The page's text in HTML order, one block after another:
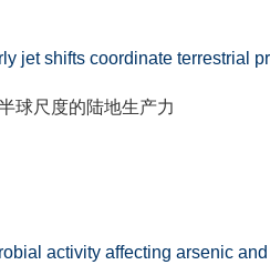
jet shifts coordinate terrestrial
球尺度的陆地生产力
activity affecting arsenic